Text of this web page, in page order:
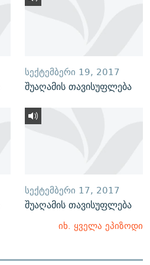
ᲡᲔᲥᲢᲔᲛᲑᲔᲠᲘ 19, 2017
შუაღამის თავისუფლება
ᲡᲔᲥᲢᲔᲛᲑᲔᲠᲘ 17, 2017
შუაღამის თავისუფლება
იხ. ყველა ეპიზოდი